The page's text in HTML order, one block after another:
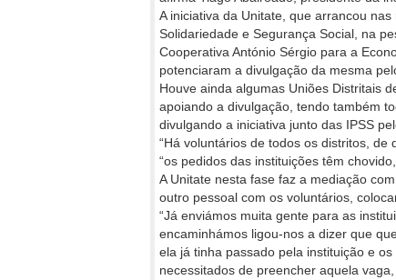
A iniciativa da Unitate, que arrancou
Solidariedade e Segurança Social, na
Cooperativa António Sérgio para a
potenciaram a divulgação da mesma
Houve ainda algumas Uniões Distritais
apoiando a divulgação, tendo também
divulgando a iniciativa junto das IPSS
“Há voluntários de todos os distritos,
“os pedidos das instituições têm
A Unitate nesta fase faz a mediação
outro pessoal com os voluntários,
“Já enviámos muita gente para as
encaminhámos ligou-nos a dizer que
ela já tinha passado pela instituição e
necessitados de preencher aquela